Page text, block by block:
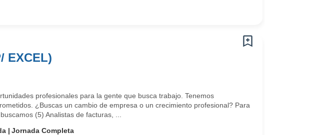
EXCEL)
profesionales para la gente que busca trabajo. Tenemos
¿Buscas un cambio de empresa o un crecimiento profesional? Para
(5) Analistas de facturas, ...
Jornada Completa